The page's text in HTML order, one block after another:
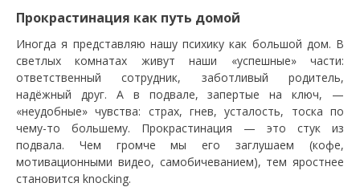
Прокрастинация как путь домой
Иногда я представляю нашу психику как большой дом. В
светлых комнатах живут наши «успешные» части:
ответственный сотрудник, заботливый родитель,
надёжный друг. А в подвале, запертые на ключ, —
«неудобные» чувства: страх, гнев, усталость, тоска по
чему-то большему. Прокрастинация — это стук из
подвала. Чем громче мы его заглушаем (кофе,
мотивационными видео, самобичеванием), тем яростнее
становится knocking.